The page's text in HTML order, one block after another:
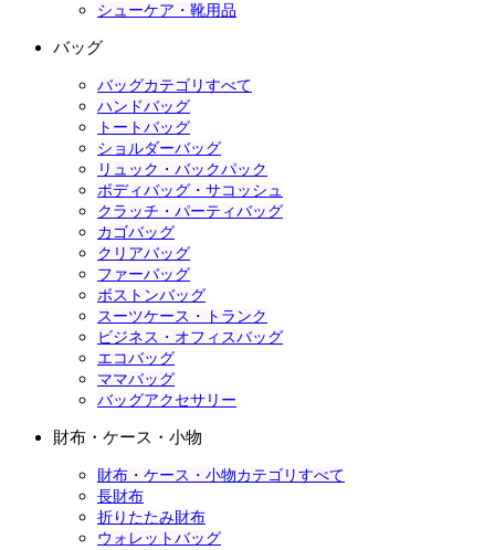
シューケア・靴用品
バッグ
バッグカテゴリすべて
ハンドバッグ
トートバッグ
ショルダーバッグ
リュック・バックパック
ボディバッグ・サコッシュ
クラッチ・パーティバッグ
カゴバッグ
クリアバッグ
ファーバッグ
ボストンバッグ
スーツケース・トランク
ビジネス・オフィスバッグ
エコバッグ
ママバッグ
バッグアクセサリー
財布・ケース・小物
財布・ケース・小物カテゴリすべて
長財布
折りたたみ財布
ウォレットバッグ